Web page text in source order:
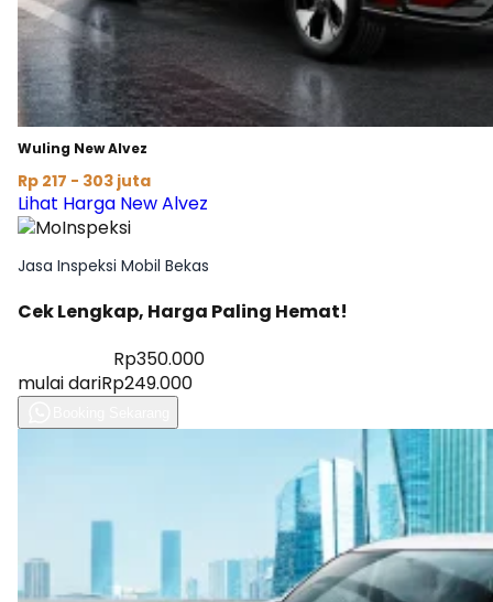
Wuling New Alvez
Rp 217 - 303 juta
Lihat Harga New Alvez
Jasa Inspeksi Mobil Bekas
Cek Lengkap, Harga Paling Hemat!
Rp350.000
mulai dariRp249.000